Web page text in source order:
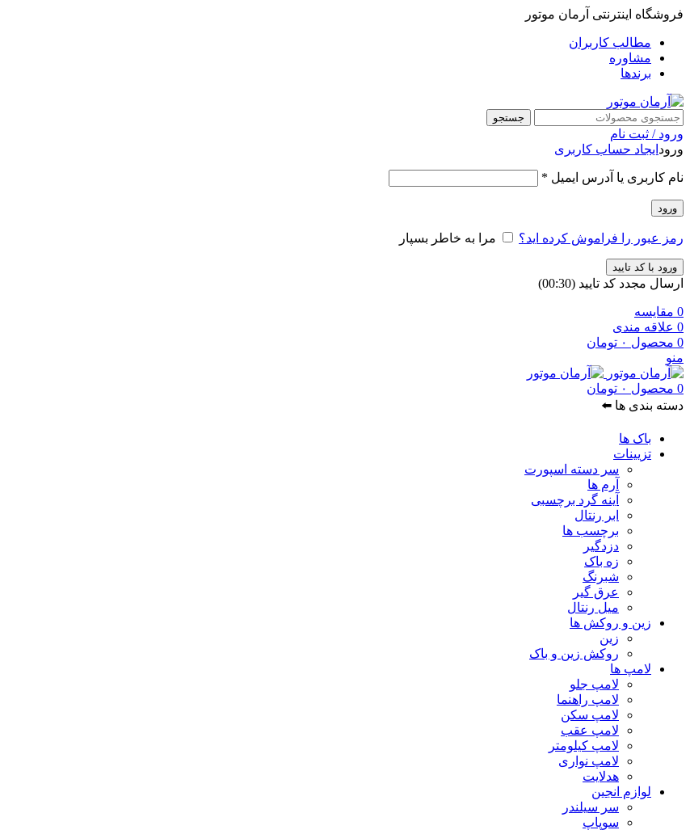
فروشگاه اینترنتی آرمان موتور
مطالب کاربران
مشاوره
برندها
جستجو
ورود / ثبت نام
ورود ایجاد حساب کاربری
نام کاربری یا آدرس ایمیل *
ورود
رمز عبور را فراموش کرده اید؟ مرا به خاطر بسپار
ورود با کد تایید
ارسال مجدد کد تایید (00:
30
)
0 مقایسه
0 علاقه مندی
0 محصول ۰ تومان
منو
0 محصول ۰ تومان
دسته بندی ها ⬅️
باک ها
تزیینات
سر دسته اسپورت
آرم ها
آینه گرد برچسبی
ابر رنتال
برچسب ها
دزدگیر
زه باک
شبرنگ
عرق گیر
میل رنتال
زین و روکش ها
زین
روکش زین و باک
لامپ ها
لامپ جلو
لامپ راهنما
لامپ سکن
لامپ عقب
لامپ کیلومتر
لامپ نواری
هدلایت
لوازم انجین
سر سیلندر
سوپاپ